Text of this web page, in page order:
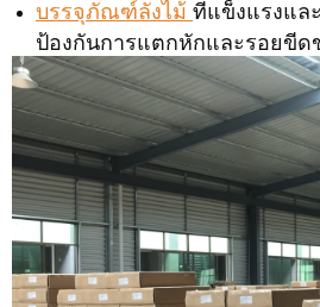
บรรจุภัณฑ์ลังไม้ ที่แข็งแรงแล
ป้องกันการแตกหักและรอยขีด